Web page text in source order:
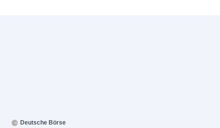
Deutsche Börse